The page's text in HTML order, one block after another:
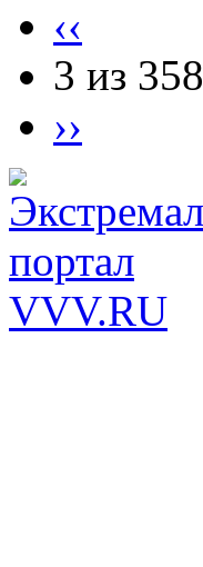
‹‹
3 из 358
››